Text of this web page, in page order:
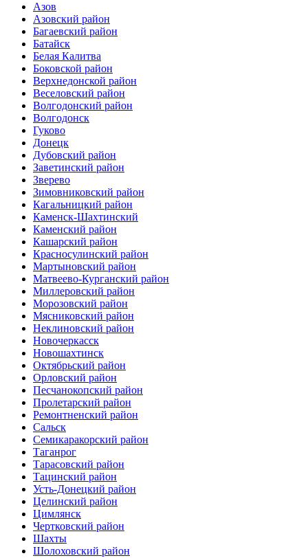
Азов
Азовский район
Багаевский район
Батайск
Белая Калитва
Боковской район
Верхнедонской район
Веселовский район
Волгодонский район
Волгодонск
Гуково
Донецк
Дубовский район
Заветинский район
Зверево
Зимовниковский район
Кагальницкий район
Каменск-Шахтинский
Каменский район
Кашарский район
Красносулинский район
Мартыновский район
Матвеево-Курганский район
Миллеровский район
Морозовский район
Мясниковский район
Неклиновский район
Новочеркасск
Новошахтинск
Октябрьский район
Орловский район
Песчанокопский район
Пролетарский район
Ремонтненский район
Сальск
Семикаракорский район
Таганрог
Тарасовский район
Тацинский район
Усть-Донецкий район
Целинский район
Цимлянск
Чертковский район
Шахты
Шолоховский район